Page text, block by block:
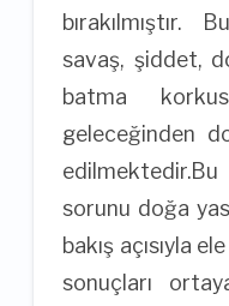
savaş, şiddet,
batma
geleceğinden
sorunu doğa
bakış açısıyla
sonuçları